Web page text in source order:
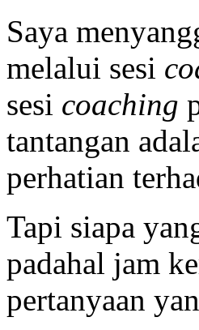
Saya
melalui sesi
sesi coaching
tantangan
perhatian
Tapi siapa
padahal jam
pertanyaan